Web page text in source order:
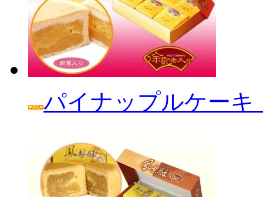
パイナップルケーキ